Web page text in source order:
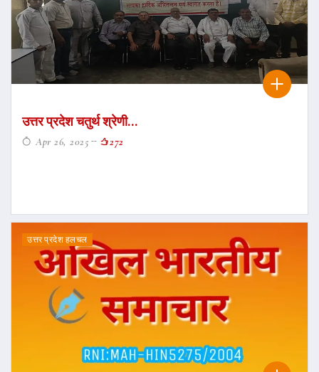
उत्तर प्रदेश चतुर्थ श्रेणी...
Apr 26, 2025 272
उत्तर प्रदेश हलचल